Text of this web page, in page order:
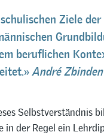
Ziele
beruflichen
André Zbinden
Selbstverständnis
in der Regel ein